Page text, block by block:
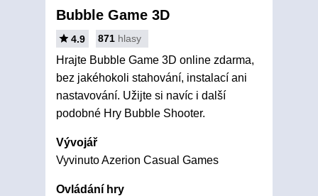
Bubble Game 3D
4.9 871 hlasy
Hrajte Bubble Game 3D online zdarma,
bez jakéhokoli stahování, instalací ani
nastavování. Užijte si navíc i další
podobné Hry Bubble Shooter.
Vývojář
Vyvinuto Azerion Casual Games
Ovládání hry